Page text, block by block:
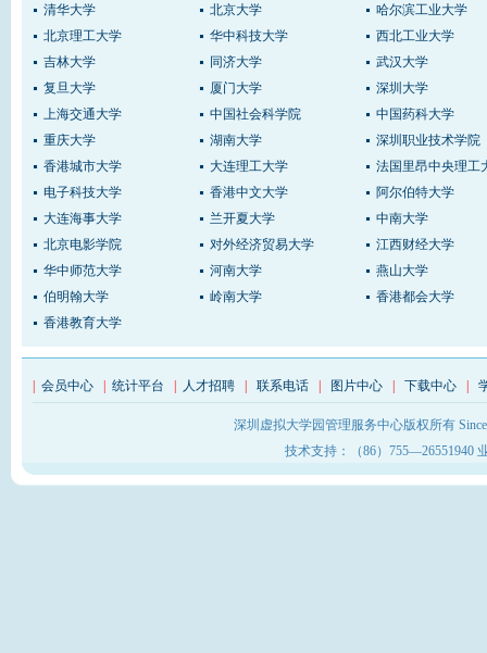
清华大学 北京大学
哈尔滨工业大学
北京理工大学
华中科技大学
西北工业大学
吉林大学
同济大学
武汉大学
复旦大学
厦门大学
深圳大学
上海交通大学
中国社会科学院
中国药科大学
重庆大学
湖南大学
深圳职业技术学院
香港城市大学
大连理工大学
法国里昂中央理工
电子科技大学
香港中文大学
阿尔伯特大学
大连海事大学
兰开夏大学
中南大学
北京电影学院
对外经济贸易大学
江西财经大学
华中师范大学
河南大学
燕山大学
伯明翰大学
岭南大学
香港都会大学
香港教育大学
| 会员中心 | 统计平台 | 人才招聘 | 联系电话 | 图片中心 | 下载中心 |
深圳虚拟大学园管理服务中心版权所有
技术支持：（86）755—26551940